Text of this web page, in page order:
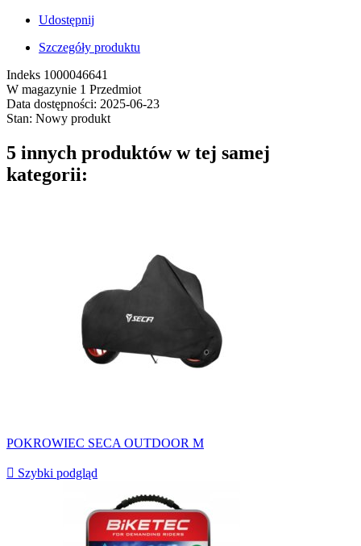
Udostępnij
Szczegóły produktu
Indeks 1000046641
W magazynie 1 Przedmiot
Data dostępności: 2025-06-23
Stan: Nowy produkt
5 innych produktów w tej samej
kategorii:
POKROWIEC SECA OUTDOOR M
 Szybki podgląd